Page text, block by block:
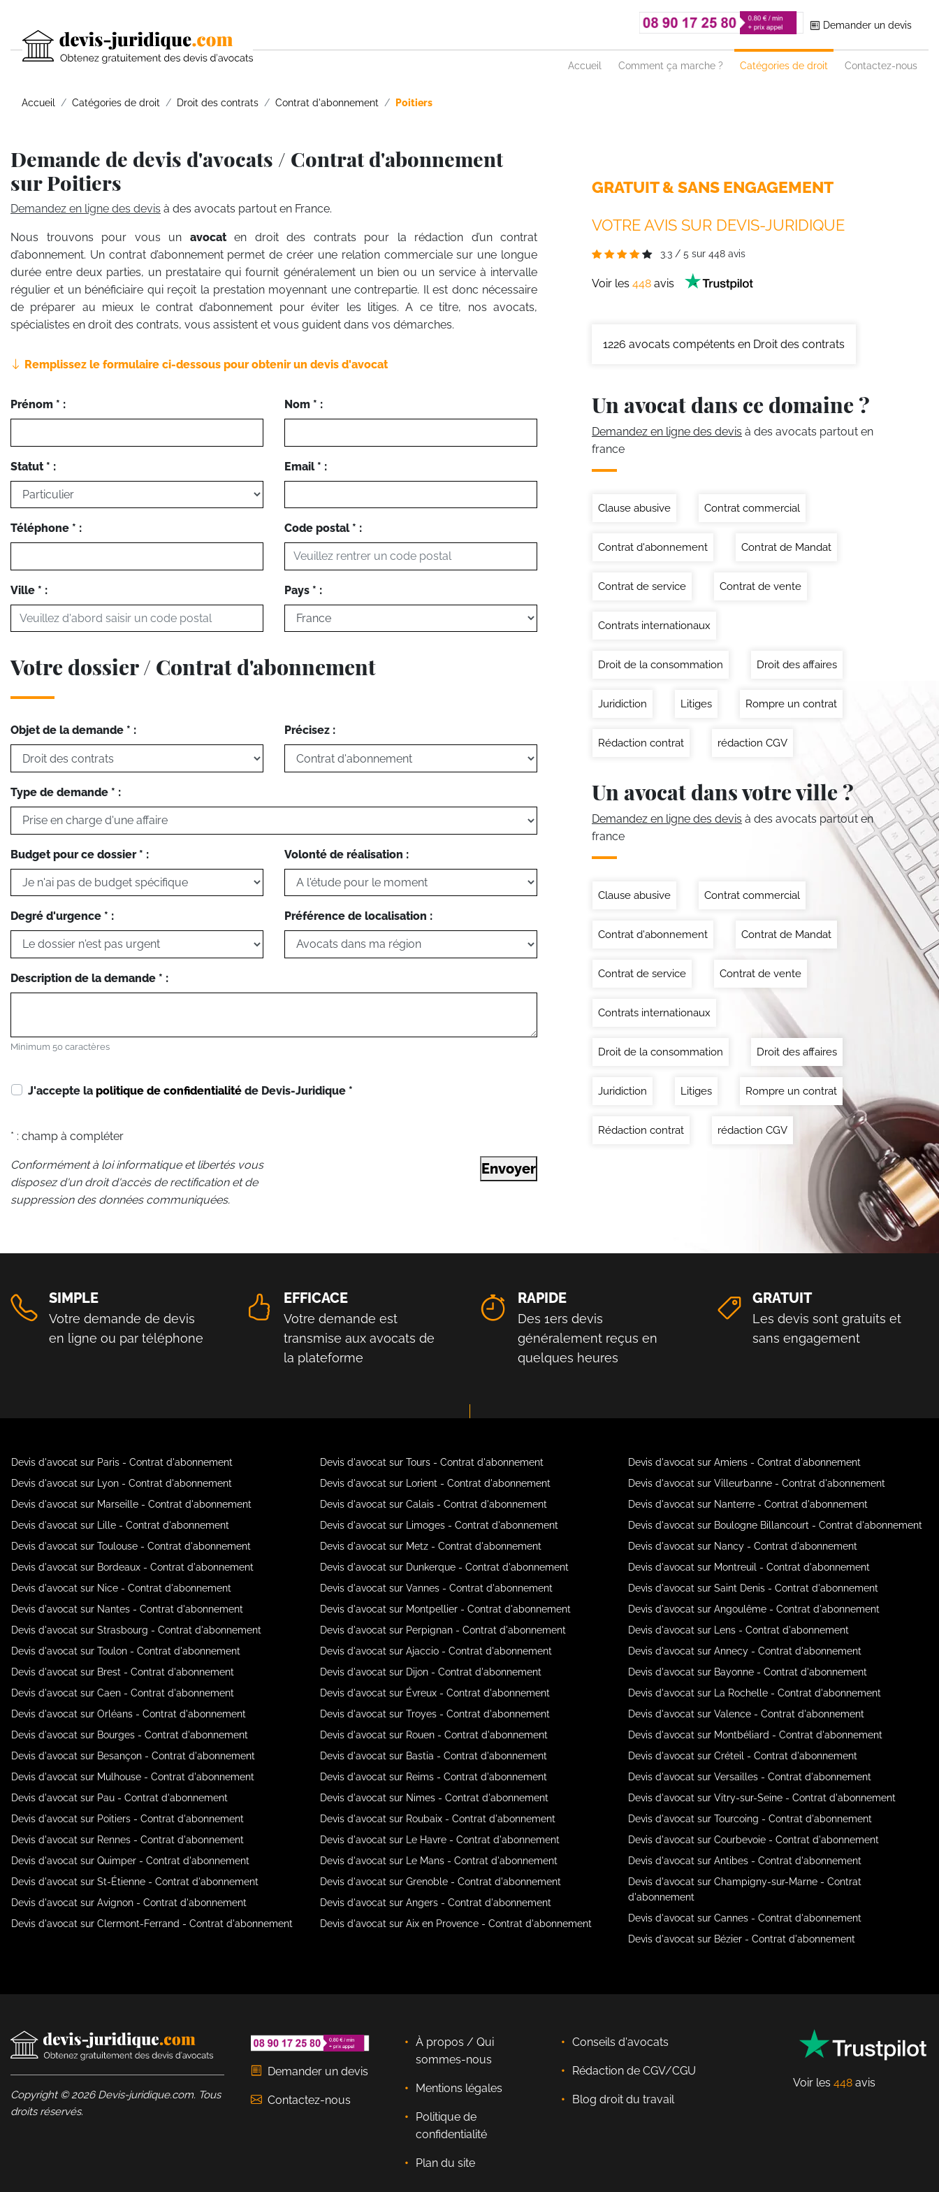
Demander un devis
Accueil Comment ça marche ? Catégories de droit Contactez-nous
Accueil Catégories de droit Droit des contrats Contrat d'abonnement Poitiers
Demande de devis d'avocats / Contrat d'abonnement
sur Poitiers
Demandez en ligne des devis à des avocats partout en France.
Nous trouvons pour vous un avocat en droit des contrats pour la rédaction d’un contrat
d’abonnement. Un contrat d’abonnement permet de créer une relation commerciale sur une longue
durée entre deux parties, un prestataire qui fournit généralement un bien ou un service à intervalle
régulier et un bénéficiaire qui reçoit la prestation moyennant une contrepartie. Il est donc nécessaire
de préparer au mieux le contrat d’abonnement pour éviter les litiges. A ce titre, nos avocats,
spécialistes en droit des contrats, vous assistent et vous guident dans vos démarches.
Remplissez le formulaire ci-dessous pour obtenir un devis d'avocat
Prénom * : Nom * :
Statut * : Email * :
Téléphone * : Code postal * :
Ville * : Pays * :
Votre dossier / Contrat d'abonnement
Objet de la demande * : Précisez :
Type de demande * :
Budget pour ce dossier * : Volonté de réalisation :
Degré d'urgence * : Préférence de localisation :
Description de la demande * :
Minimum 50 caractères
J'accepte la politique de confidentialité de Devis-Juridique *
* : champ à compléter
Conformément à loi informatique et libertés vous
disposez d'un droit d'accès de rectification et de
suppression des données communiquées.
Envoyer
GRATUIT & SANS ENGAGEMENT
VOTRE AVIS SUR DEVIS-JURIDIQUE
3.3 / 5 sur 448 avis
Voir les 448 avis
1226 avocats compétents en Droit des contrats
Un avocat dans ce domaine ?
Demandez en ligne des devis à des avocats partout en
france
Clause abusive Contrat commercial
Contrat d'abonnement Contrat de Mandat
Contrat de service Contrat de vente
Contrats internationaux
Droit de la consommation Droit des affaires
Juridiction Litiges Rompre un contrat
Rédaction contrat rédaction CGV
Un avocat dans votre ville ?
Demandez en ligne des devis à des avocats partout en
france
Clause abusive Contrat commercial
Contrat d'abonnement Contrat de Mandat
Contrat de service Contrat de vente
Contrats internationaux
Droit de la consommation Droit des affaires
Juridiction Litiges Rompre un contrat
Rédaction contrat rédaction CGV
SIMPLE
Votre demande de devis
en ligne ou par téléphone
EFFICACE
Votre demande est
transmise aux avocats de
la plateforme
RAPIDE
Des 1ers devis
généralement reçus en
quelques heures
GRATUIT
Les devis sont gratuits et
sans engagement
Devis d'avocat sur Paris - Contrat d'abonnement
Devis d'avocat sur Lyon - Contrat d'abonnement
Devis d'avocat sur Marseille - Contrat d'abonnement
Devis d'avocat sur Lille - Contrat d'abonnement
Devis d'avocat sur Toulouse - Contrat d'abonnement
Devis d'avocat sur Bordeaux - Contrat d'abonnement
Devis d'avocat sur Nice - Contrat d'abonnement
Devis d'avocat sur Nantes - Contrat d'abonnement
Devis d'avocat sur Strasbourg - Contrat d'abonnement
Devis d'avocat sur Toulon - Contrat d'abonnement
Devis d'avocat sur Brest - Contrat d'abonnement
Devis d'avocat sur Caen - Contrat d'abonnement
Devis d'avocat sur Orléans - Contrat d'abonnement
Devis d'avocat sur Bourges - Contrat d'abonnement
Devis d'avocat sur Besançon - Contrat d'abonnement
Devis d'avocat sur Mulhouse - Contrat d'abonnement
Devis d'avocat sur Pau - Contrat d'abonnement
Devis d'avocat sur Poitiers - Contrat d'abonnement
Devis d'avocat sur Rennes - Contrat d'abonnement
Devis d'avocat sur Quimper - Contrat d'abonnement
Devis d'avocat sur St-Étienne - Contrat d'abonnement
Devis d'avocat sur Avignon - Contrat d'abonnement
Devis d'avocat sur Clermont-Ferrand - Contrat d'abonnement
Devis d'avocat sur Tours - Contrat d'abonnement
Devis d'avocat sur Lorient - Contrat d'abonnement
Devis d'avocat sur Calais - Contrat d'abonnement
Devis d'avocat sur Limoges - Contrat d'abonnement
Devis d'avocat sur Metz - Contrat d'abonnement
Devis d'avocat sur Dunkerque - Contrat d'abonnement
Devis d'avocat sur Vannes - Contrat d'abonnement
Devis d'avocat sur Montpellier - Contrat d'abonnement
Devis d'avocat sur Perpignan - Contrat d'abonnement
Devis d'avocat sur Ajaccio - Contrat d'abonnement
Devis d'avocat sur Dijon - Contrat d'abonnement
Devis d'avocat sur Évreux - Contrat d'abonnement
Devis d'avocat sur Troyes - Contrat d'abonnement
Devis d'avocat sur Rouen - Contrat d'abonnement
Devis d'avocat sur Bastia - Contrat d'abonnement
Devis d'avocat sur Reims - Contrat d'abonnement
Devis d'avocat sur Nimes - Contrat d'abonnement
Devis d'avocat sur Roubaix - Contrat d'abonnement
Devis d'avocat sur Le Havre - Contrat d'abonnement
Devis d'avocat sur Le Mans - Contrat d'abonnement
Devis d'avocat sur Grenoble - Contrat d'abonnement
Devis d'avocat sur Angers - Contrat d'abonnement
Devis d'avocat sur Aix en Provence - Contrat d'abonnement
Devis d'avocat sur Amiens - Contrat d'abonnement
Devis d'avocat sur Villeurbanne - Contrat d'abonnement
Devis d'avocat sur Nanterre - Contrat d'abonnement
Devis d'avocat sur Boulogne Billancourt - Contrat d'abonnement
Devis d'avocat sur Nancy - Contrat d'abonnement
Devis d'avocat sur Montreuil - Contrat d'abonnement
Devis d'avocat sur Saint Denis - Contrat d'abonnement
Devis d'avocat sur Angoulême - Contrat d'abonnement
Devis d'avocat sur Lens - Contrat d'abonnement
Devis d'avocat sur Annecy - Contrat d'abonnement
Devis d'avocat sur Bayonne - Contrat d'abonnement
Devis d'avocat sur La Rochelle - Contrat d'abonnement
Devis d'avocat sur Valence - Contrat d'abonnement
Devis d'avocat sur Montbéliard - Contrat d'abonnement
Devis d'avocat sur Créteil - Contrat d'abonnement
Devis d'avocat sur Versailles - Contrat d'abonnement
Devis d'avocat sur Vitry-sur-Seine - Contrat d'abonnement
Devis d'avocat sur Tourcoing - Contrat d'abonnement
Devis d'avocat sur Courbevoie - Contrat d'abonnement
Devis d'avocat sur Antibes - Contrat d'abonnement
Devis d'avocat sur Champigny-sur-Marne - Contrat
d'abonnement
Devis d'avocat sur Cannes - Contrat d'abonnement
Devis d'avocat sur Bézier - Contrat d'abonnement
Copyright © 2026 Devis-juridique.com. Tous
droits réservés.
Demander un devis
Contactez-nous
À propos / Qui
sommes-nous
Mentions légales
Politique de
confidentialité
Plan du site
Conseils d'avocats
Rédaction de CGV/CGU
Blog droit du travail
Voir les 448 avis